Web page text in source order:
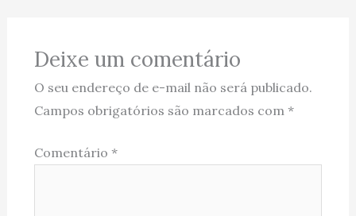
Deixe um comentário
O seu endereço de e-mail não será publicado.
Campos obrigatórios são marcados com *
Comentário *